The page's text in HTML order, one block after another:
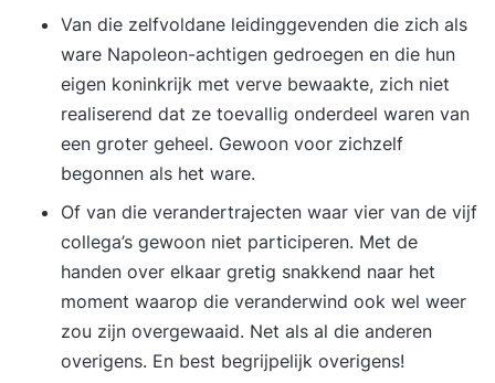
volgens de richtlijnen van het het PRINCE2®
Framework. U weet welke thema’s, processen en
principes er belangrijk zijn, en u kent de
verschillende rollen binnen een project. De
TrainingPRINCE2® staat voor Projects In
Controlled Environments en is een internationaal
erkend projectmanagement framework. De
PRINCE2® Foundation e-learning biedt structuur
met richtlijnen en hulpmiddelen voor het
opstarten, initiëren, uitvoeren, beheersen en
afsluiten van projecten. Het is een belangrijke
standaard voor projectmanagement in veel
bedrijven en organisaties. PRINCE2® Foundation
Van die zelfvoldane leidinggevenden die zich als
ware Napoleon-achtigen gedroegen en die hun
eigen koninkrijk met verve bewaakte, zich niet
realiserend dat ze toevallig onderdeel waren van
een groter geheel. Gewoon voor zichzelf
begonnen als het ware.
Of van die verandertrajecten waar vier van de vijf
collega’s gewoon niet participeren. Met de
handen over elkaar gretig snakkend naar het
moment waarop die veranderwind ook wel weer
zou zijn overgewaaid. Net als al die anderen
overigens. En best begrijpelijk overigens!